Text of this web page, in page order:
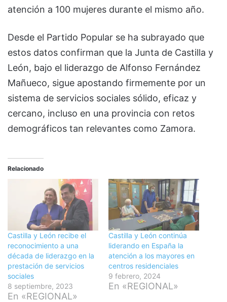
atención a 100 mujeres durante el mismo año.
Desde el Partido Popular se ha subrayado que
estos datos confirman que la Junta de Castilla y
León, bajo el liderazgo de Alfonso Fernández
Mañueco, sigue apostando firmemente por un
sistema de servicios sociales sólido, eficaz y
cercano, incluso en una provincia con retos
demográficos tan relevantes como Zamora.
Relacionado
Castilla y León recibe el
reconocimiento a una
década de liderazgo en la
prestación de servicios
sociales
8 septiembre, 2023
En «REGIONAL»
Castilla y León continúa
liderando en España la
atención a los mayores en
centros residenciales
9 febrero, 2024
En «REGIONAL»